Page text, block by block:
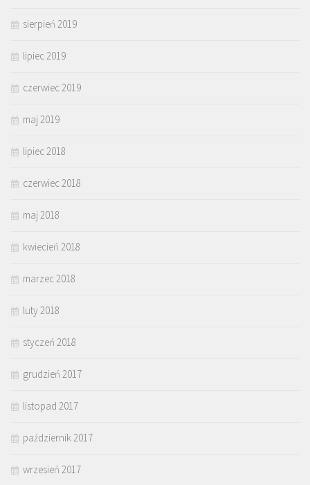
sierpień 2019
lipiec 2019
czerwiec 2019
maj 2019
lipiec 2018
czerwiec 2018
maj 2018
kwiecień 2018
marzec 2018
luty 2018
styczeń 2018
grudzień 2017
listopad 2017
październik 2017
wrzesień 2017